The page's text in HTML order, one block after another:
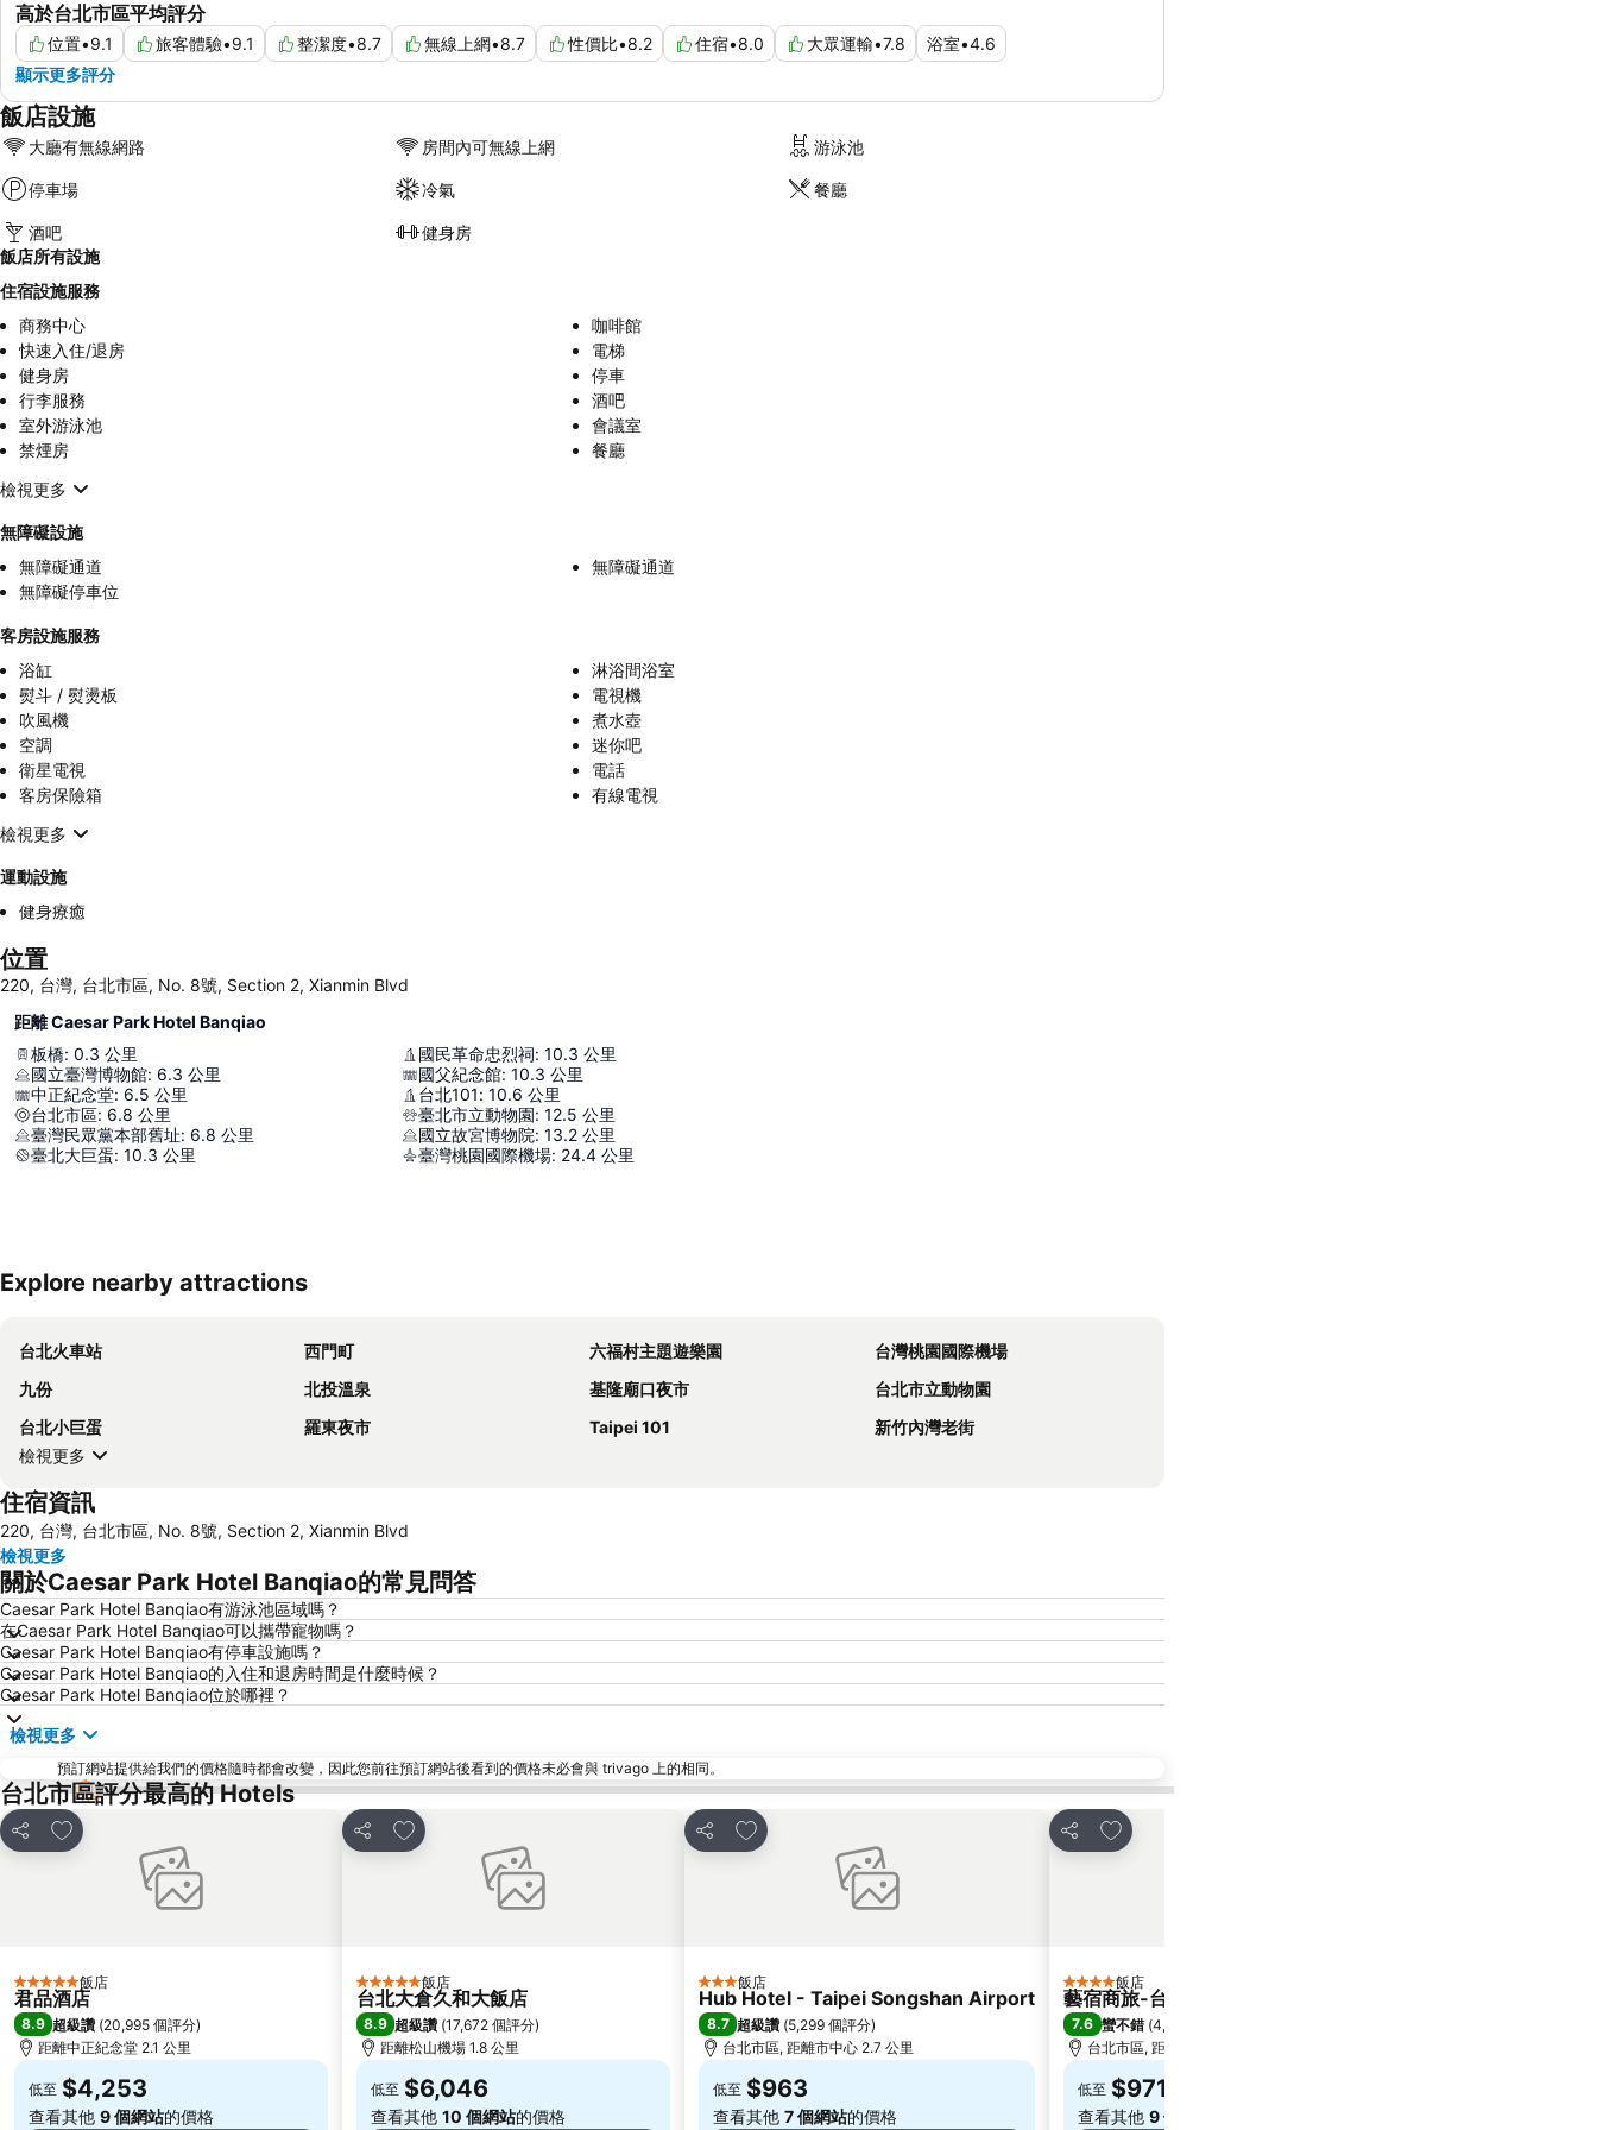
高於台北市區平均評分
位置•9.1 旅客體驗•9.1 整潔度•8.7 無線上網•8.7 性價比•8.2 住宿•8.0 大眾運輸•7.8 浴室•4.6
顯示更多評分
飯店設施
大廳有無線網路 房間內可無線上網 游泳池
停車場 冷氣 餐廳
酒吧
健身房
飯店所有設施
住宿設施服務
商務中心
咖啡館
快速入住/退房
電梯
健身房
停車
行李服務
酒吧
室外游泳池
會議室
禁煙房
餐廳
檢視更多
無障礙設施
無障礙通道
無障礙通道
無障礙停車位
客房設施服務
浴缸
淋浴間浴室
熨斗 / 熨燙板
電視機
吹風機
煮水壺
空調
迷你吧
衛星電視
電話
客房保險箱
有線電視
檢視更多
運動設施
健身療癒
位置
220, 台灣, 台北市區, No. 8號, Section 2, Xianmin Blvd
距離 Caesar Park Hotel Banqiao
板橋: 0.3 公里
國立臺灣博物館: 6.3 公里
中正紀念堂: 6.5 公里
台北市區: 6.8 公里
臺灣民眾黨本部舊址: 6.8 公里
臺北大巨蛋: 10.3 公里
國民革命忠烈祠: 10.3 公里
國父紀念館: 10.3 公里
台北101: 10.6 公里
臺北市立動物園: 12.5 公里
國立故宮博物院: 13.2 公里
臺灣桃園國際機場: 24.4 公里
Explore nearby attractions
台北火車站 西門町 六福村主題遊樂園
台灣桃園國際機場
九份
北投溫泉 基隆廟口夜市
台北市立動物園
台北小巨蛋
羅東夜市 Taipei 101
新竹內灣老街
檢視更多
住宿資訊
220, 台灣, 台北市區, No. 8號, Section 2, Xianmin Blvd
檢視更多
關於Caesar Park Hotel Banqiao的常見問答
Caesar Park Hotel Banqiao有游泳池區域嗎？
在Caesar Park Hotel Banqiao可以攜帶寵物嗎？
Caesar Park Hotel Banqiao有停車設施嗎？
Caesar Park Hotel Banqiao的入住和退房時間是什麼時候？
Caesar Park Hotel Banqiao位於哪裡？
檢視更多
預訂網站提供給我們的價格隨時都會改變，因此您前往預訂網站後看到的價格未必會與 trivago 上的相同。
台北市區評分最高的 Hotels
分享
加入我的最愛
5 星級 飯店
君品酒店
8.9 超級讚 (20,995 個評分)
距離中正紀念堂 2.1 公里
低至 $4,253
查看其他 9 個網站的價格
分享
加入我的最愛
5 星級 飯店
台北大倉久和大飯店
8.9 超級讚 (17,672 個評分)
距離松山機場 1.8 公里
低至 $6,046
查看其他 10 個網站的價格
分享
加入我的最愛
3 星級飯店
Hub Hotel - Taipei Songshan Airport
8.7 超級讚 (5,299 個評分)
台北市區, 距離市中心 2.7 公里
低至 $963
查看其他 7 個網站的價格
分享
加入我的最愛
4 星級 飯店
藝宿商旅-台北館
7.6 蠻不錯 (4,963 個評分
台北市區, 距離市中心 0.7 公里
低至 $971
查看其他 9 個網站